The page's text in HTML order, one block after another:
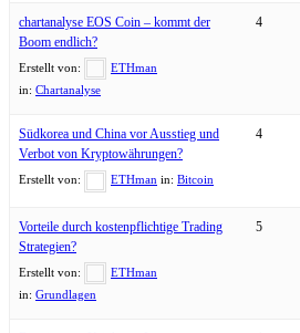
chartanalyse EOS Coin – kommt der
Boom endlich?
Erstellt von:
ETHman
in: Chartanalyse
4
Südkorea und China vor Ausstieg und
Verbot von Kryptowährungen?
Erstellt von: ETHman in: Bitcoin
4
Vorteile durch kostenpflichtige Trading
Strategien?
Erstellt von:
ETHman
in: Grundlagen
5